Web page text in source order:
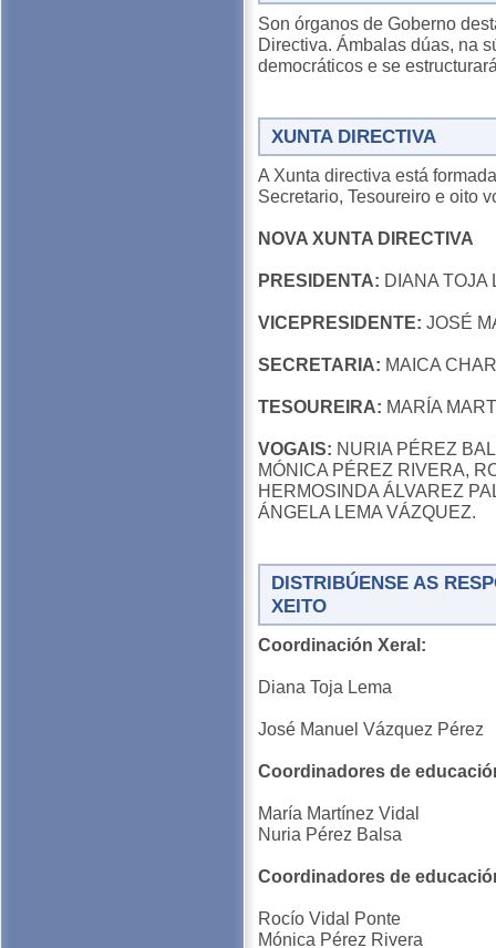
Son órganos de Goberno
Directiva. Ámbalas dúas, na
democráticos e se
XUNTA DIRECTIVA
A Xunta directiva está
Secretario, Tesoureiro e oito
NOVA XUNTA DIRECTIVA
PRESIDENTA: DIANA TOJA
VICEPRESIDENTE: JOSÉ
SECRETARIA: MAICA
TESOUREIRA: MARÍA
VOGAIS: NURIA PÉREZ
MÓNICA PÉREZ RIVERA,
HERMOSINDA ÁLVAREZ
ÁNGELA LEMA VÁZQUEZ.
DISTRIBÚENSE AS
XEITO
Coordinación Xeral:
Diana Toja Lema
José Manuel Vázquez Pérez
Coordinadores de
María Martínez Vidal
Nuria Pérez Balsa
Coordinadores de
Rocío Vidal Ponte
Mónica Pérez Rivera